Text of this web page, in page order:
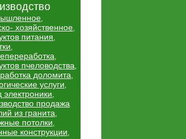
,
хозяйственное,
питания,
,
,
пчеловодства,
доломита,
услуги,
электроники,
продажа
из гранита,
потолки,
конструкции,